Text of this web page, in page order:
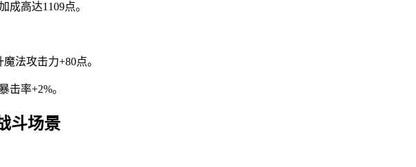
成高达1109点。
法攻击力+80点。
击率+2%。
斗场景